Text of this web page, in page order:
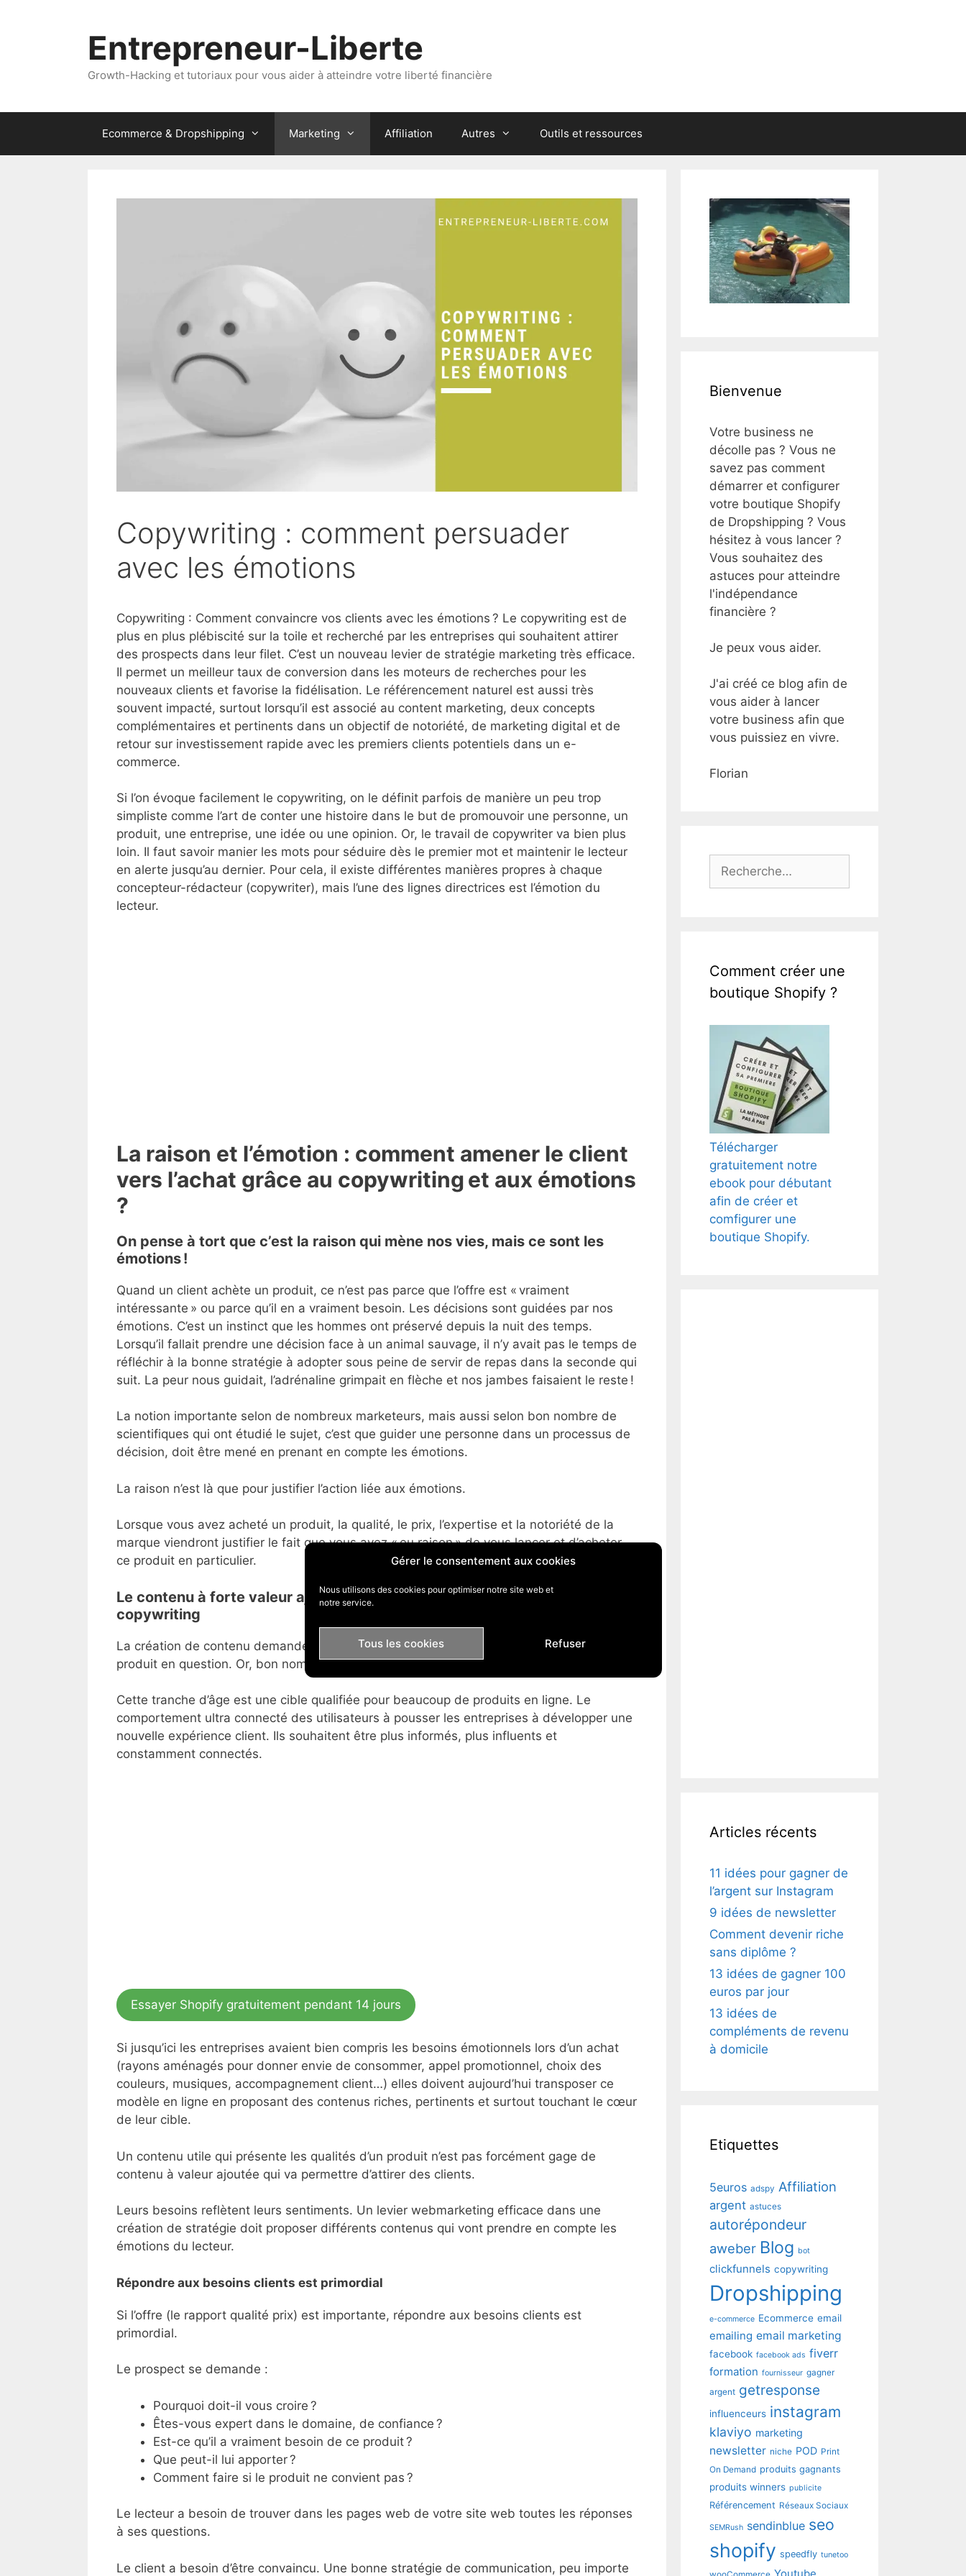
Gérer le consentement aux cookies
Nous utilisons des cookies pour optimiser notre site web et
notre service.
Tous les cookies Refuser
Entrepreneur-Liberte
Growth-Hacking et tutoriaux pour vous aider à atteindre votre liberté financière
Ecommerce & Dropshipping Marketing Affiliation Autres Outils et ressources
Copywriting : comment persuader
avec les émotions
Copywriting : Comment convaincre vos clients avec les émotions ? Le copywriting est de
plus en plus plébiscité sur la toile et recherché par les entreprises qui souhaitent attirer
des prospects dans leur filet. C’est un nouveau levier de stratégie marketing très efficace.
Il permet un meilleur taux de conversion dans les moteurs de recherches pour les
nouveaux clients et favorise la fidélisation. Le référencement naturel est aussi très
souvent impacté, surtout lorsqu’il est associé au content marketing, deux concepts
complémentaires et pertinents dans un objectif de notoriété, de marketing digital et de
retour sur investissement rapide avec les premiers clients potentiels dans un e-
commerce.
Si l’on évoque facilement le copywriting, on le définit parfois de manière un peu trop
simpliste comme l’art de conter une histoire dans le but de promouvoir une personne, un
produit, une entreprise, une idée ou une opinion. Or, le travail de copywriter va bien plus
loin. Il faut savoir manier les mots pour séduire dès le premier mot et maintenir le lecteur
en alerte jusqu’au dernier. Pour cela, il existe différentes manières propres à chaque
concepteur-rédacteur (copywriter), mais l’une des lignes directrices est l’émotion du
lecteur.
La raison et l’émotion : comment amener le client
vers l’achat grâce au copywriting et aux émotions
?
On pense à tort que c’est la raison qui mène nos vies, mais ce sont les
émotions !
Quand un client achète un produit, ce n’est pas parce que l’offre est « vraiment
intéressante » ou parce qu’il en a vraiment besoin. Les décisions sont guidées par nos
émotions. C’est un instinct que les hommes ont préservé depuis la nuit des temps.
Lorsqu’il fallait prendre une décision face à un animal sauvage, il n’y avait pas le temps de
réfléchir à la bonne stratégie à adopter sous peine de servir de repas dans la seconde qui
suit. La peur nous guidait, l’adrénaline grimpait en flèche et nos jambes faisaient le reste !
La notion importante selon de nombreux marketeurs, mais aussi selon bon nombre de
scientifiques qui ont étudié le sujet, c’est que guider une personne dans un processus de
décision, doit être mené en prenant en compte les émotions.
La raison n’est là que pour justifier l’action liée aux émotions.
Lorsque vous avez acheté un produit, la qualité, le prix, l’expertise et la notoriété de la
marque viendront justifier le fait que vous avez « eu raison » de vous lancer et d’acheter
ce produit en particulier.
Le contenu à forte valeur ajoutée pour les entreprises vu par le
copywriting
La création de contenu demande un minimum de connaissance sur les utilisateurs du
produit en question. Or, bon nombre d’entre eux font partie de la génération Y.
Cette tranche d’âge est une cible qualifiée pour beaucoup de produits en ligne. Le
comportement ultra connecté des utilisateurs à pousser les entreprises à développer une
nouvelle expérience client. Ils souhaitent être plus informés, plus influents et
constamment connectés.
Essayer Shopify gratuitement pendant 14 jours
Si jusqu’ici les entreprises avaient bien compris les besoins émotionnels lors d’un achat
(rayons aménagés pour donner envie de consommer, appel promotionnel, choix des
couleurs, musiques, accompagnement client…) elles doivent aujourd’hui transposer ce
modèle en ligne en proposant des contenus riches, pertinents et surtout touchant le cœur
de leur cible.
Un contenu utile qui présente les qualités d’un produit n’est pas forcément gage de
contenu à valeur ajoutée qui va permettre d’attirer des clients.
Leurs besoins reflètent leurs sentiments. Un levier webmarketing efficace dans une
création de stratégie doit proposer différents contenus qui vont prendre en compte les
émotions du lecteur.
Répondre aux besoins clients est primordial
Si l’offre (le rapport qualité prix) est importante, répondre aux besoins clients est
primordial.
Le prospect se demande :
Pourquoi doit-il vous croire ?
Êtes-vous expert dans le domaine, de confiance ?
Est-ce qu’il a vraiment besoin de ce produit ?
Que peut-il lui apporter ?
Comment faire si le produit ne convient pas ?
Le lecteur a besoin de trouver dans les pages web de votre site web toutes les réponses
à ses questions.
Le client a besoin d’être convaincu. Une bonne stratégie de communication, peu importe
Bienvenue
Votre business ne
décolle pas ? Vous ne
savez pas comment
démarrer et configurer
votre boutique Shopify
de Dropshipping ? Vous
hésitez à vous lancer ?
Vous souhaitez des
astuces pour atteindre
l'indépendance
financière ?
Je peux vous aider.
J'ai créé ce blog afin de
vous aider à lancer
votre business afin que
vous puissiez en vivre.
Florian
Rechercher :
Comment créer une
boutique Shopify ?
Télécharger
gratuitement notre
ebook pour débutant
afin de créer et
comfigurer une
boutique Shopify.
Articles récents
11 idées pour gagner de
l’argent sur Instagram
9 idées de newsletter
Comment devenir riche
sans diplôme ?
13 idées de gagner 100
euros par jour
13 idées de
compléments de revenu
à domicile
Etiquettes
5euros adspy Affiliation
argent astuces
autorépondeur
aweber Blog bot
clickfunnels copywriting
Dropshipping
e-commerce Ecommerce email
emailing email marketing
facebook facebook ads fiverr
formation fournisseur gagner
argent getresponse
influenceurs instagram
klaviyo marketing
newsletter niche POD Print
On Demand produits gagnants
produits winners publicite
Référencement Réseaux Sociaux
SEMRush sendinblue seo
shopify speedfly tunetoo